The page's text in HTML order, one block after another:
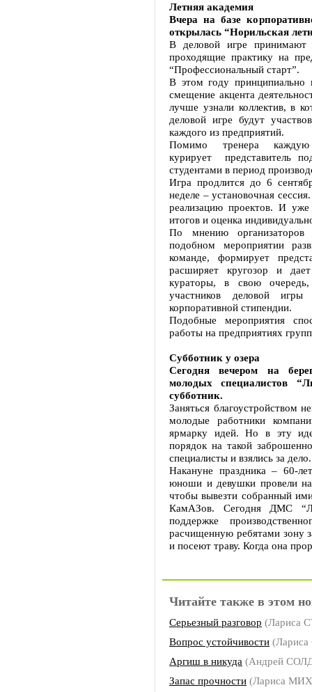
Летняя академия
Вчера на базе
открылась “Норильская
В деловой игре принимают
проходящие практику на
“Профессиональный старт”.
В этом году принципиально
смещение акцента
лучше узнали коллектив, в
деловой игре будут
каждого из предприятий.
Помимо тренера
курирует представитель
студентами в период
Игра продлится до 6
неделе – установочная
реализацию проектов. И
итогов и оценка
По мнению организаторов
подобном мероприятии
команде, формирует
расширяет кругозор и
кураторы, в свою
участников деловой
корпоративной стипендии.
Подобные мероприятия
работы на предприятиях
Субботник у озера
Сегодня вечером на
молодых специалистов
субботник.
Заняться благоустройством
молодые работники
ярмарку идей. Но в эту
порядок на такой
специалисты и взялись за дело.
Накануне праздника – 60-
юноши и девушки провели на
чтобы вывезти собранный
КамАЗов. Сегодня ДМС
поддержке
расчищенную ребятами зону
и посеют траву. Когда она
Читайте также в этом
Серьезный разговор (Лариса
Вопрос устойчивости
Аргиш в никуда (Андрей
Запас прочности (Лариса